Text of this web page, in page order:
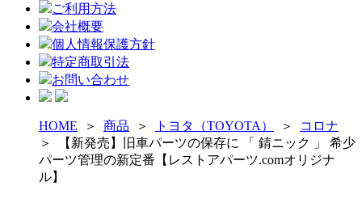
ご利用方法
会社概要
個人情報保護方針
特定商取引法
お問い合わせ
HOME ＞ 商品 ＞ トヨタ（TOYOTA） ＞
コロナ
＞
【新発売】旧車パーツの保存に 「 錆ニック 」 希少
パーツ管理の新定番【レストアパーツ.comオリジナ
ル】